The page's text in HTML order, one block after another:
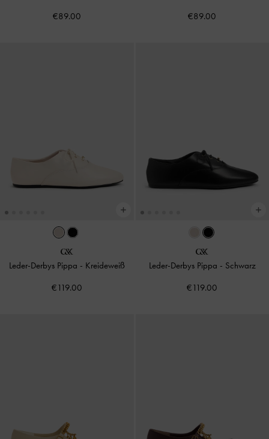
€89.00 €89.00
Leder-Derbys Pippa - Kreideweiß
€119.00
Leder-Derbys Pippa - Schwarz
€119.00